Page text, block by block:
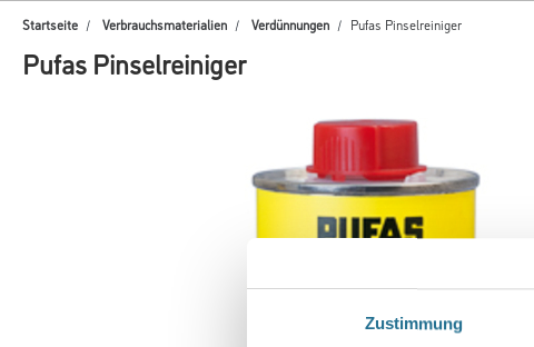
Zustimmung
Startseite Verbrauchsmaterialien Verdünnungen Pufas Pinselreiniger
Pufas Pinselreiniger